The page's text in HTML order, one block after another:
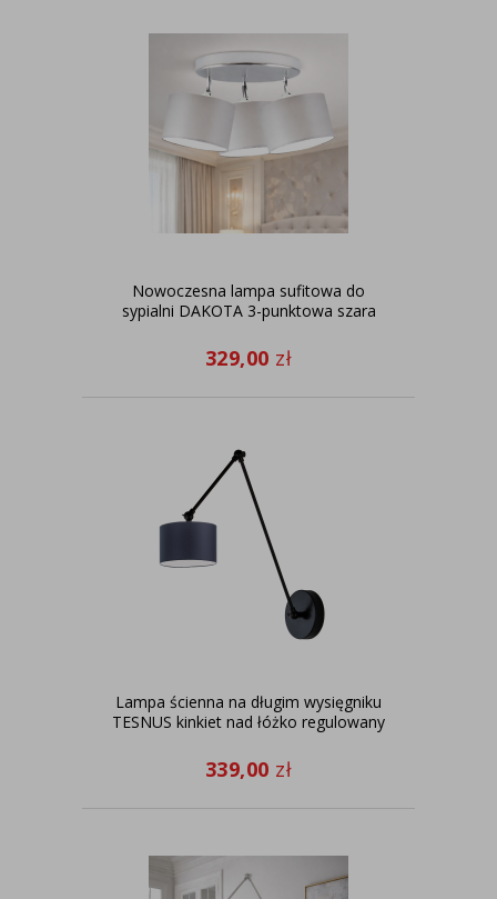
Nowoczesna lampa sufitowa do
sypialni DAKOTA 3-punktowa szara
329,00 zł
Lampa ścienna na długim wysięgniku
TESNUS kinkiet nad łóżko regulowany
339,00 zł